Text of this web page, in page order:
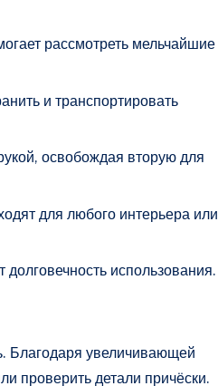
рассмотреть мельчайшие
и транспортировать
освобождая вторую для
для любого интерьера или
использования.
Благодаря увеличивающей
проверить детали причёски.